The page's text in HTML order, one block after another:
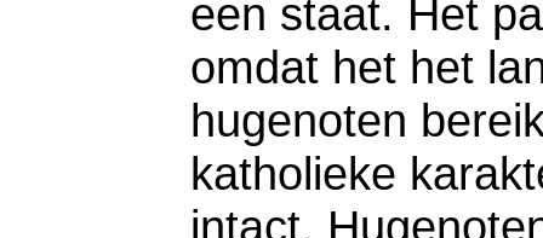
een staat. Het
omdat het het
hugenoten
katholieke
intact.